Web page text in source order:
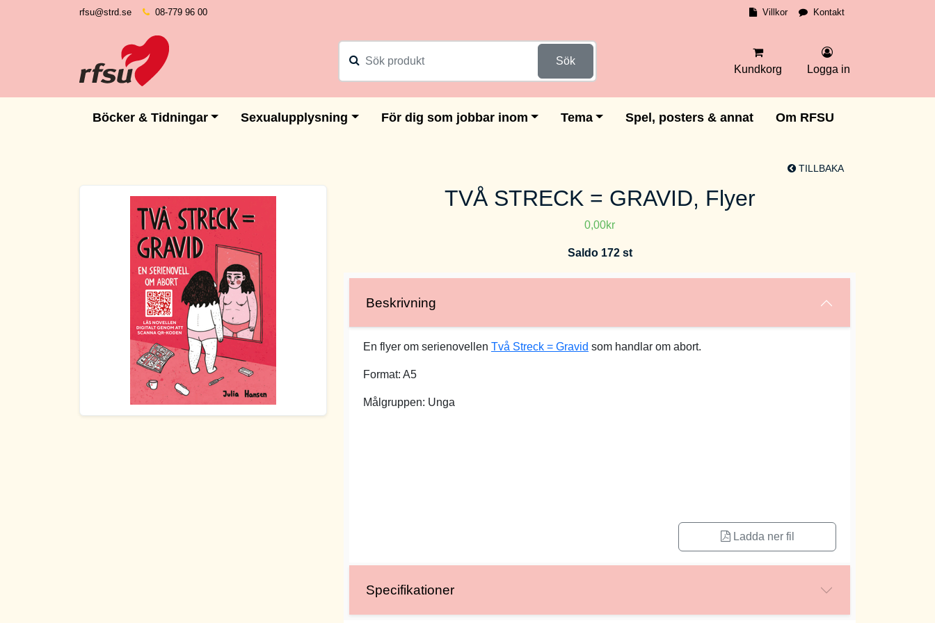
rfsu@strd.se 08-779 96 00 Villkor Kontakt
Sök
Kundkorg Logga in
Böcker & Tidningar Sexualupplysning För dig som jobbar inom Tema Spel, posters & annat Om RFSU
TILLBAKA
TVÅ STRECK = GRAVID, Flyer
0,00kr
Saldo 172 st
Beskrivning
En flyer om serienovellen Två Streck = Gravid som handlar om abort.
Format: A5
Målgruppen: Unga
Ladda ner fil
Specifikationer